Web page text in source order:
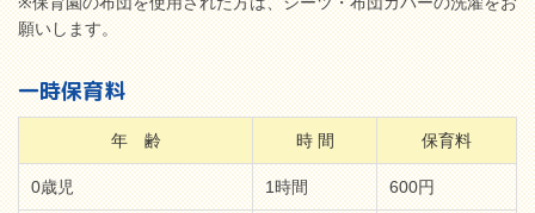
願いします。
一時保育料
年 齢 時 間 保育料
0歳児 1時間 600円